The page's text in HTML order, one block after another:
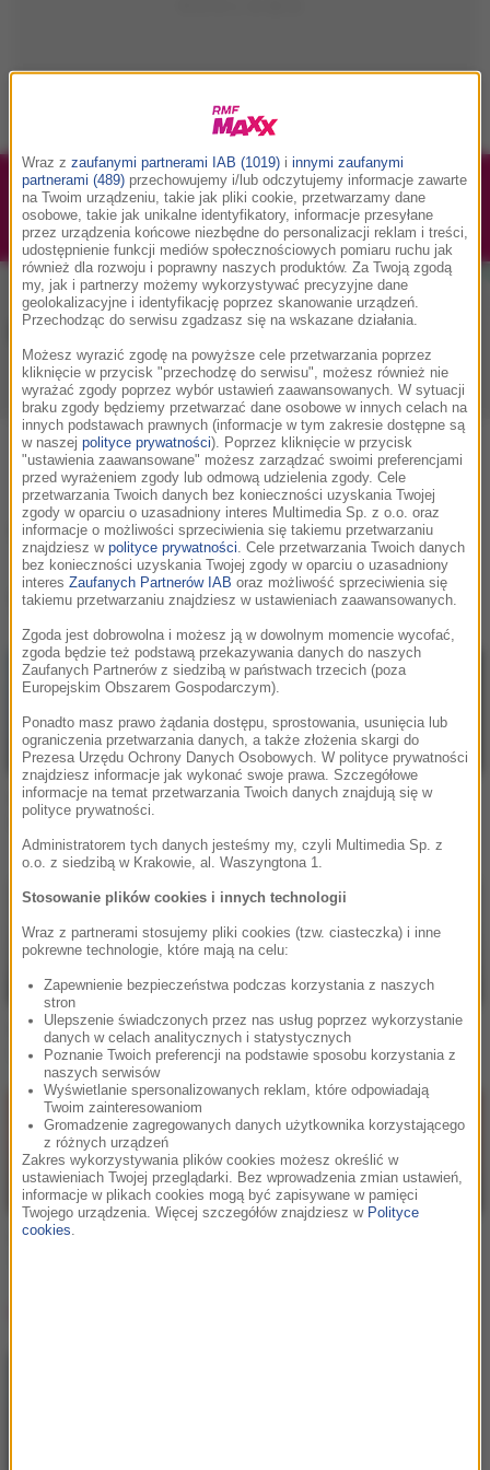
1/1 Podwójne bilety na Silesia Memoriał Kamili
Skolimowskiej 2026 - 23.08.2026
Muzyka w RMF MAXX
Playlista Hity Nowości muzyczne
0 2 3 4 5 7 9 A B C D E F G H I J
Teddy Swims
Teddy Swims, utwory
Teddy Swims
Mr. Know It All
David Guetta / Teddy
Gone Gone Gone
Teddy Swims
Guilty
Teddy Swims
Bad Dreams
Teddy Swims
Wraz z zaufanymi partnerami IAB (1019) i innymi zaufanymi
partnerami (489) przechowujemy i/lub odczytujemy informacje zawarte
na Twoim urządzeniu, takie jak pliki cookie, przetwarzamy dane
osobowe, takie jak unikalne identyfikatory, informacje przesyłane
przez urządzenia końcowe niezbędne do personalizacji reklam i treści,
udostępnienie funkcji mediów społecznościowych pomiaru ruchu jak
również dla rozwoju i poprawny naszych produktów. Za Twoją zgodą
my, jak i partnerzy możemy wykorzystywać precyzyjne dane
geolokalizacyjne i identyfikację poprzez skanowanie urządzeń.
Przechodząc do serwisu zgadzasz się na wskazane działania.
Możesz wyrazić zgodę na powyższe cele przetwarzania poprzez
kliknięcie w przycisk "przechodzę do serwisu", możesz również nie
wyrażać zgody poprzez wybór ustawień zaawansowanych. W sytuacji
braku zgody będziemy przetwarzać dane osobowe w innych celach na
innych podstawach prawnych (informacje w tym zakresie dostępne są
w naszej polityce prywatności). Poprzez kliknięcie w przycisk
"ustawienia zaawansowane" możesz zarządzać swoimi preferencjami
przed wyrażeniem zgody lub odmową udzielenia zgody. Cele
przetwarzania Twoich danych bez konieczności uzyskania Twojej
zgody w oparciu o uzasadniony interes Multimedia Sp. z o.o. oraz
informacje o możliwości sprzeciwienia się takiemu przetwarzaniu
znajdziesz w polityce prywatności . Cele przetwarzania Twoich danych
bez konieczności uzyskania Twojej zgody w oparciu o uzasadniony
interes Zaufanych Partnerów IAB oraz możliwość sprzeciwienia się
takiemu przetwarzaniu znajdziesz w ustawieniach zaawansowanych.
Zgoda jest dobrowolna i możesz ją w dowolnym momencie wycofać,
zgoda będzie też podstawą przekazywania danych do naszych
Zaufanych Partnerów z siedzibą w państwach trzecich (poza
Europejskim Obszarem Gospodarczym).
Ponadto masz prawo żądania dostępu, sprostowania, usunięcia lub
ograniczenia przetwarzania danych, a także złożenia skargi do
Prezesa Urzędu Ochrony Danych Osobowych. W polityce prywatności
znajdziesz informacje jak wykonać swoje prawa. Szczegółowe
informacje na temat przetwarzania Twoich danych znajdują się w
polityce prywatności.
Administratorem tych danych jesteśmy my, czyli Multimedia Sp. z
o.o. z siedzibą w Krakowie, al. Waszyngtona 1.
Stosowanie plików cookies i innych technologii
Wraz z partnerami stosujemy pliki cookies (tzw. ciasteczka) i inne
pokrewne technologie, które mają na celu:
Zapewnienie bezpieczeństwa podczas korzystania z naszych
stron
Ulepszenie świadczonych przez nas usług poprzez wykorzystanie
danych w celach analitycznych i statystycznych
Poznanie Twoich preferencji na podstawie sposobu korzystania z
naszych serwisów
Wyświetlanie spersonalizowanych reklam, które odpowiadają
Twoim zainteresowaniom
Gromadzenie zagregowanych danych użytkownika korzystającego
z różnych urządzeń
Zakres wykorzystywania plików cookies możesz określić w
ustawieniach Twojej przeglądarki. Bez wprowadzenia zmian ustawień,
informacje w plikach cookies mogą być zapisywane w pamięci
Twojego urządzenia. Więcej szczegółów znajdziesz w Polityce
cookies